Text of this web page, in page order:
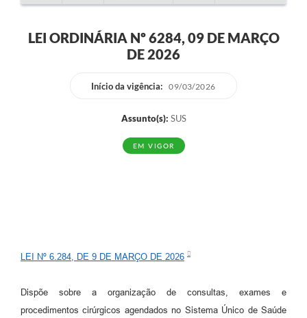
LEI ORDINÁRIA Nº 6284, 09 DE MARÇO
DE 2026
Início da vigência: 09/03/2026
Assunto(s): SUS
EM VIGOR
LEI Nº 6.284, DE 9 DE MARÇO DE 2026
Dispõe sobre a organização de consultas, exames e
procedimentos cirúrgicos agendados no Sistema Único de Saúde